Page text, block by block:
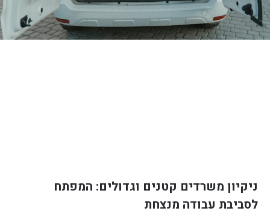
ניקיון משרדים קטנים וגדולים: המפתח
לסביבת עבודה מנצחת